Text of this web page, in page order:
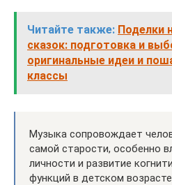
Читайте также: Поделки
сказок: подготовка и
оригинальные идеи и
классы
Музыка сопровождает
самой старости, особенно
личности и развитие
функций в детском